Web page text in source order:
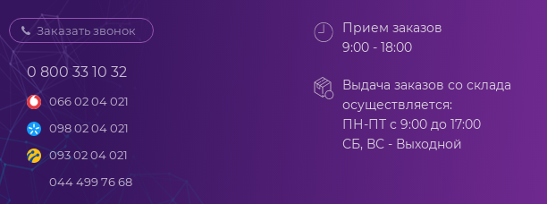
Заказать звонок
0 800 33 10 32
066 02 04 021
098 02 04 021
093 02 04 021
044 499 76 68
Прием заказов
9:00 - 18:00
Выдача заказов со склада
осуществляется:
ПН-ПТ с 9:00 до 17:00
СБ, ВС - Выходной